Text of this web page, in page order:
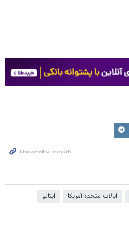
ایالات متحده آمریکا ایتالیا